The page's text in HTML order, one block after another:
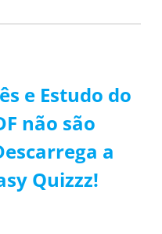
e Estudo do
não são
a
Quizzz!